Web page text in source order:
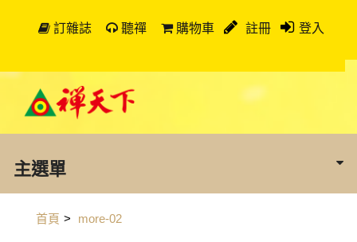
訂雜誌 聽禪 購物車 註冊 登入
主選單
首頁 > more-02